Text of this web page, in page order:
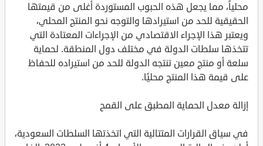
محلياً، مما يجعل هذه الحبوب المستوردة أغلى من قيمتها
الحقيقية للحد من استيرادها والتوجه نحو المنتج المحلي،
ويعتبر هذا الإجراء الاقتصادي من الإجراءات المعتادة التي
تتخذها سلطات الدولة في مختلف دول المنطقة. لحماية
سلعة أو منتج معين تنتجه الدولة للحد من استيراده للحفاظ
على قيمة هذا المنتج محليًا.
إزالة معدل الحماية المطبق على القمح
في سياق القرارات المتتالية التي اتخذتها السلطات السعودية،